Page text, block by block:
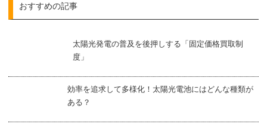
おすすめの記事
太陽光発電の普及を後押しする「固定価格買取制
度」
効率を追求して多様化！太陽光電池にはどんな種類が
ある？